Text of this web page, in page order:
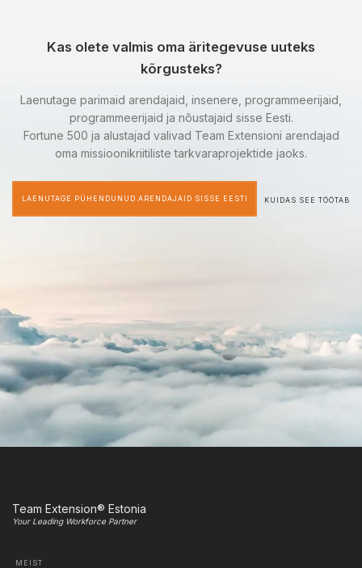
Kas olete valmis oma äritegevuse uuteks
kõrgusteks?
Laenutage parimaid arendajaid, insenere, programmeerijaid,
programmeerijaid ja nõustajaid sisse Eesti.
Fortune 500 ja alustajad valivad Team Extensioni arendajad
oma missioonikriitiliste tarkvaraprojektide jaoks.
LAENUTAGE PÜHENDUNUD ARENDAJAID SISSE EESTI KUIDAS SEE TÖÖTAB
Team Extension® Estonia
Your Leading Workforce Partner
MEIST